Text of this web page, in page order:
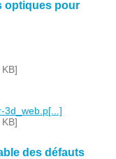
optiques pour
3d_web.p[...]
des défauts